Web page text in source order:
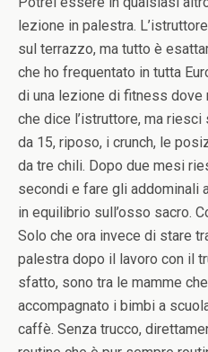
lezione in palestra.
sul terrazzo, ma tutto è
che ho frequentato in tutta
di una lezione di fitness dove
che dice l’istruttore, ma
da 15, riposo, i crunch, le
da tre chili. Dopo due mesi
secondi e fare gli addominali
in equilibrio sull’osso sacro.
Solo che ora invece di stare
palestra dopo il lavoro con il
sfatto, sono tra le mamme
accompagnato i bimbi a
caffè. Senza trucco,